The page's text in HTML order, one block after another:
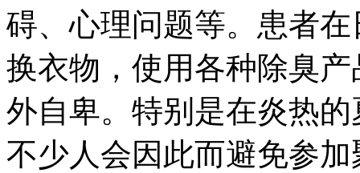
碍、心理问题等。患者
换衣物，使用各种除臭
外自卑。特别是在炎热
不少人会因此而避免参